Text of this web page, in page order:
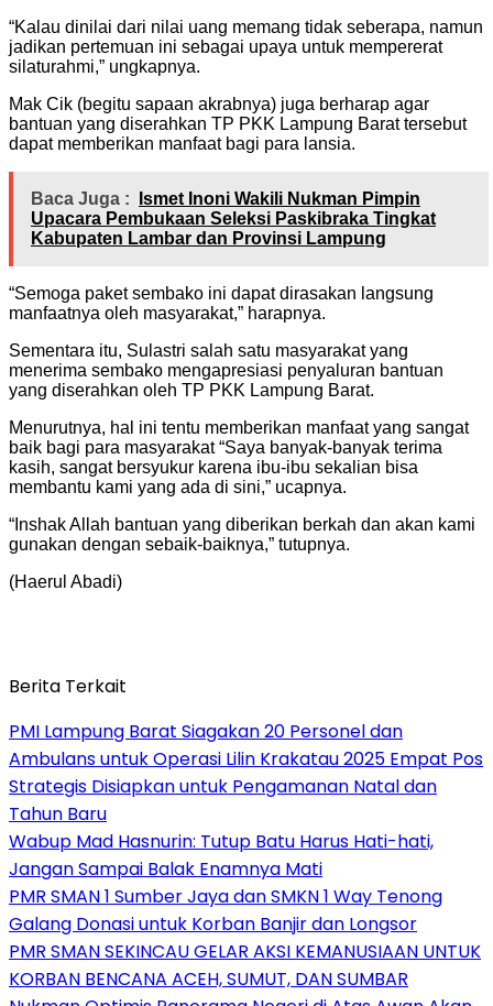
“Kalau dinilai dari nilai uang memang tidak seberapa, namun
jadikan pertemuan ini sebagai upaya untuk mempererat
silaturahmi,” ungkapnya.
Mak Cik (begitu sapaan akrabnya) juga berharap agar
bantuan yang diserahkan TP PKK Lampung Barat tersebut
dapat memberikan manfaat bagi para lansia.
Baca Juga :
Ismet Inoni Wakili Nukman Pimpin
Upacara Pembukaan Seleksi Paskibraka Tingkat
Kabupaten Lambar dan Provinsi Lampung
“Semoga paket sembako ini dapat dirasakan langsung
manfaatnya oleh masyarakat,” harapnya.
Sementara itu, Sulastri salah satu masyarakat yang
menerima sembako mengapresiasi penyaluran bantuan
yang diserahkan oleh TP PKK Lampung Barat.
Menurutnya, hal ini tentu memberikan manfaat yang sangat
baik bagi para masyarakat “Saya banyak-banyak terima
kasih, sangat bersyukur karena ibu-ibu sekalian bisa
membantu kami yang ada di sini,” ucapnya.
“Inshak Allah bantuan yang diberikan berkah dan akan kami
gunakan dengan sebaik-baiknya,” tutupnya.
(Haerul Abadi)
Berita Terkait
PMI Lampung Barat Siagakan 20 Personel dan
Ambulans untuk Operasi Lilin Krakatau 2025 Empat Pos
Strategis Disiapkan untuk Pengamanan Natal dan
Tahun Baru
Wabup Mad Hasnurin: Tutup Batu Harus Hati-hati,
Jangan Sampai Balak Enamnya Mati
PMR SMAN 1 Sumber Jaya dan SMKN 1 Way Tenong
Galang Donasi untuk Korban Banjir dan Longsor
PMR SMAN SEKINCAU GELAR AKSI KEMANUSIAAN UNTUK
KORBAN BENCANA ACEH, SUMUT, DAN SUMBAR